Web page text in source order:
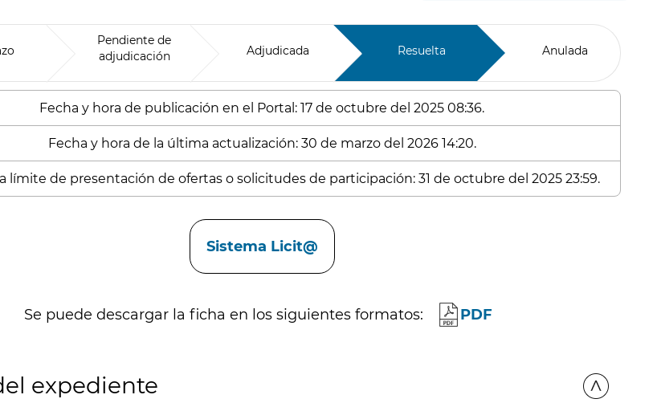
Pendiente de
adjudicación
Adjudicada Resuelta Anulada
Fecha y hora de publicación en el Portal: 17 de octubre del 2025 08:36.
Fecha y hora de la última actualización: 30 de marzo del 2026 14:20.
límite de presentación de ofertas o solicitudes de participación: 31 de octubre del 2025 23:59.
Sistema Licit@
Se puede descargar la ficha en los siguientes formatos: PDF
expediente